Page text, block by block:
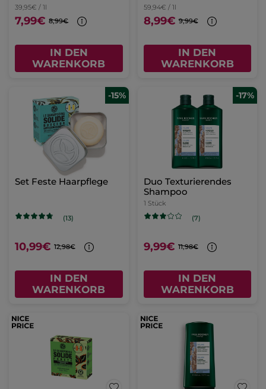
39,95€ / 1l
7,99€ 8,99€
IN DEN
WARENKORB
59,94€ / 1l
8,99€ 9,99€
IN DEN
WARENKORB
-15%
Set Feste Haarpflege
(13)
10,99€ 12,98€
IN DEN
WARENKORB
-17%
Duo Texturierendes
Shampoo
1 Stück
(7)
9,99€ 11,98€
IN DEN
WARENKORB